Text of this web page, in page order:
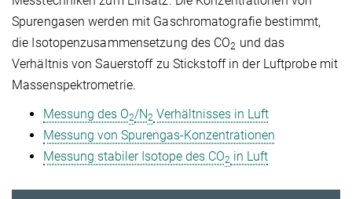
Spurengasen werden mit Gaschromatografie bestimmt,
die Isotopenzusammensetzung des CO2 und das
Verhältnis von Sauerstoff zu Stickstoff in der Luftprobe mit
Massenspektrometrie.
Messung des O2/N2 Verhältnisses in Luft
Messung von Spurengas-Konzentrationen
Messung stabiler Isotope des CO2 in Luft